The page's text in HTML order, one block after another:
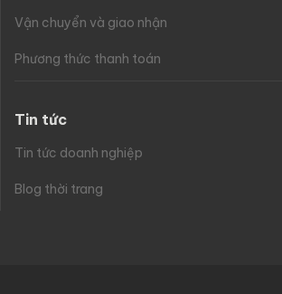
Vận chuyển và giao nhận
Phương thức thanh toán
Tin tức
Tin tức doanh nghiệp
Blog thời trang